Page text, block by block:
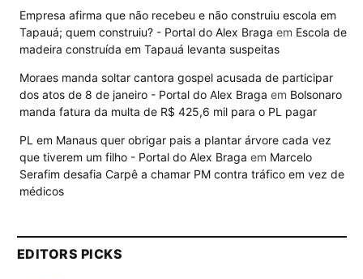
Empresa afirma que não recebeu e não construiu escola em
Tapauá; quem construiu? - Portal do Alex Braga em Escola de
madeira construída em Tapauá levanta suspeitas
Moraes manda soltar cantora gospel acusada de participar
dos atos de 8 de janeiro - Portal do Alex Braga em Bolsonaro
manda fatura da multa de R$ 425,6 mil para o PL pagar
PL em Manaus quer obrigar pais a plantar árvore cada vez
que tiverem um filho - Portal do Alex Braga em Marcelo
Serafim desafia Carpê a chamar PM contra tráfico em vez de
médicos
EDITORS PICKS